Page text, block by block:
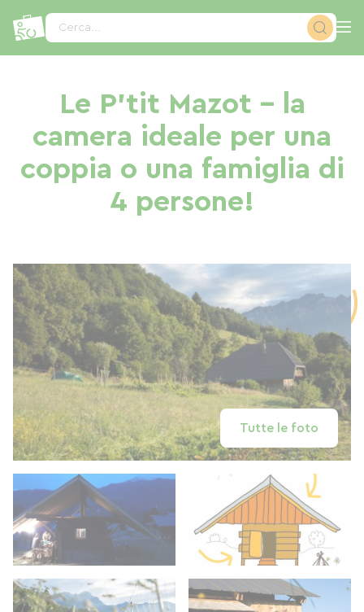
Cerca...
Le P'tit Mazot - la
camera ideale per una
coppia o una famiglia di
4 persone!
Tutte le foto
Pannello di gestione dei cookies